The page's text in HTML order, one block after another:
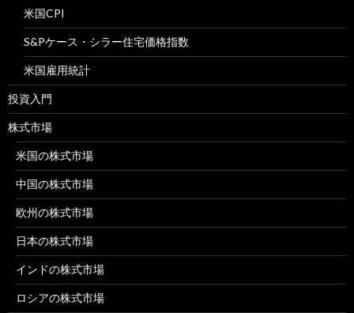
米国CPI
S&Pケース・シラー住宅価格指数
米国雇用統計
投資入門
株式市場
米国の株式市場
中国の株式市場
欧州の株式市場
日本の株式市場
インドの株式市場
ロシアの株式市場